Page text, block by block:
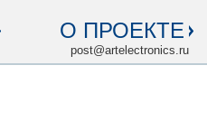
О ПРОЕКТЕ
post@artelectronics.ru